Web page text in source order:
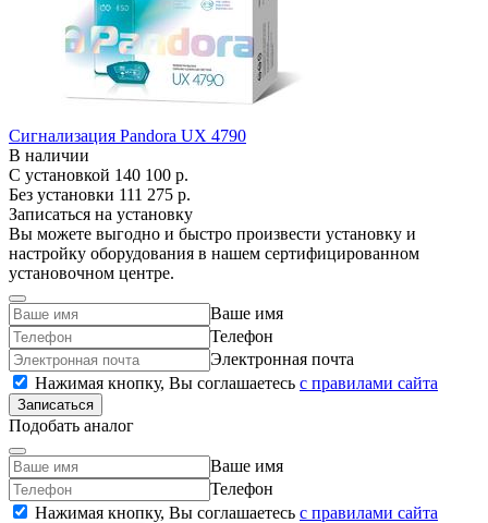
Сигнализация Pandora UX 4790
В наличии
С установкой 140 100 р.
Без установки 111 275 р.
Записаться на установку
Вы можете выгодно и быстро произвести установку и
настройку оборудования в нашем сертифицированном
установочном центре.
Ваше имя
Телефон
Электронная почта
Нажимая кнопку, Вы соглашаетесь c правилами сайта
Записаться
Подобать аналог
Ваше имя
Телефон
Нажимая кнопку, Вы соглашаетесь c правилами сайта